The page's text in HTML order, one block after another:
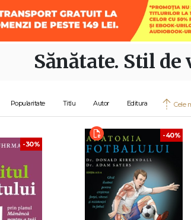
Sănătate. Stil de
Popularitate Titlu Autor Editura Cele
-30%
-40%